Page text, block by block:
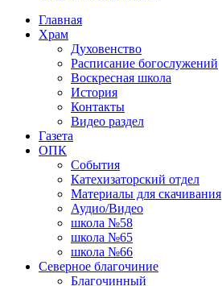
Главная
Храм
Духовенство
Расписание богослужений
Воскресная школа
История
Контакты
Видео раздел
Газета
ОПК
События
Катехизаторский отдел
Материалы для скачивания
Аудио/Видео
школа №58
школа №65
школа №66
Северное благочиние
Благочинный